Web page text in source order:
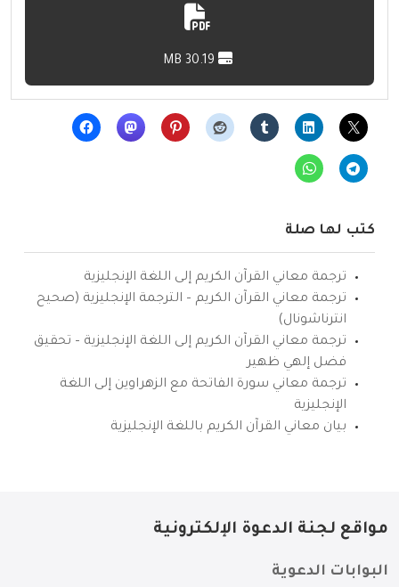
كتب لها صلة
ترجمة معاني القرآن الكريم إلى اللغة الإنجليزية
ترجمة معاني القرآن الكريم – الترجمة الإنجليزية (صحيح
انترناشونال)
ترجمة معاني القرآن الكريم إلى اللغة الإنجليزية – تحقيق
فضل إلهي ظهير
ترجمة معاني سورة الفاتحة مع الزهراوين إلى اللغة
الإنجليزية
بيان معاني القرآن الكريم باللغة الإنجليزية
مواقع لجنة الدعوة الإلكترونية
البوابات الدعوية